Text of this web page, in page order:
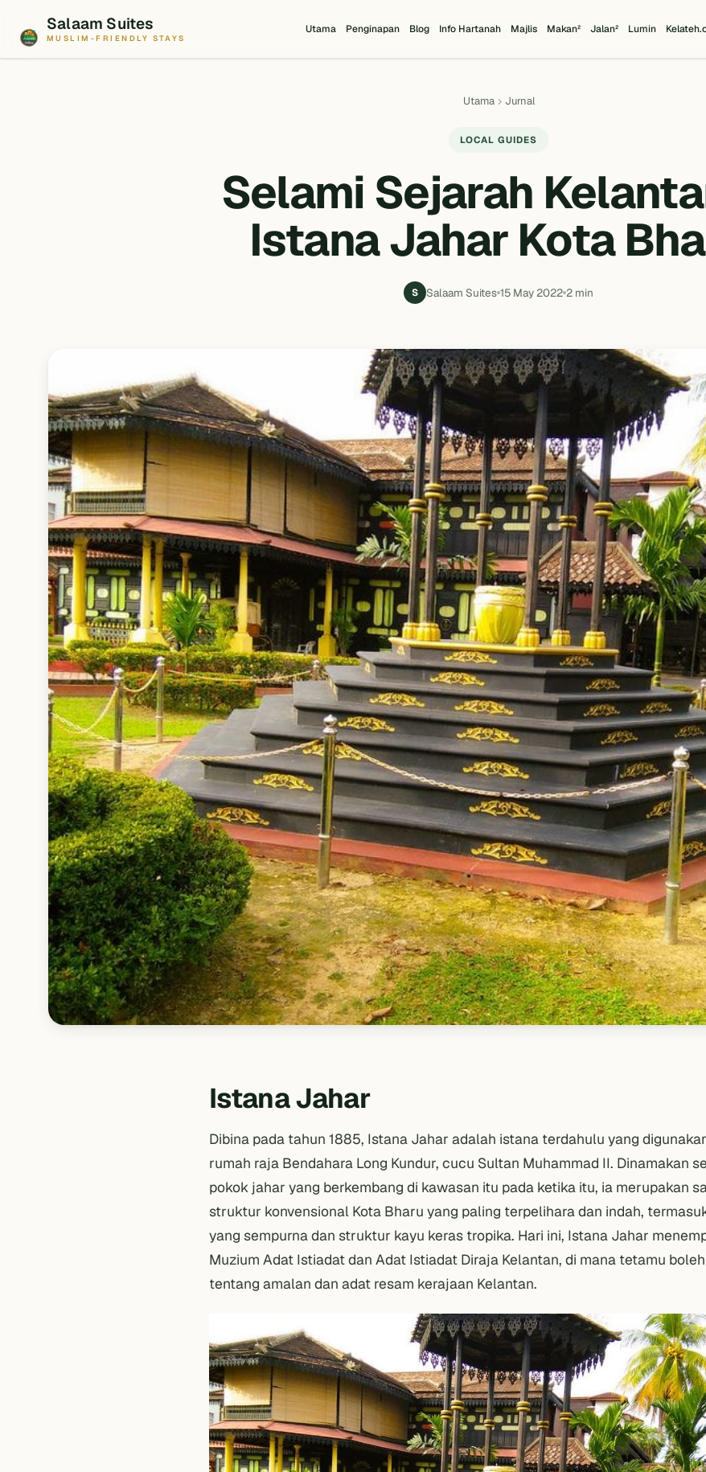
Salaam Suites
MUSLIM-FRIENDLY STAYS
Utama Penginapan Blog Info Hartanah Majlis Makan² Jalan² Lumin
Utama Jurnal
LOCAL GUIDES
Selami Sejarah
Istana Jahar Kota
S Salaam Suites 15 May 2022 2 min
Istana Jahar
Dibina pada tahun 1885, Istana Jahar adalah istana terdahulu yang
rumah raja Bendahara Long Kundur, cucu Sultan Muhammad II. Dinamakan
pokok jahar yang berkembang di kawasan itu pada ketika itu, ia merupakan
struktur konvensional Kota Bharu yang paling terpelihara dan indah,
yang sempurna dan struktur kayu keras tropika. Hari ini, Istana Jahar
Muzium Adat Istiadat dan Adat Istiadat Diraja Kelantan, di mana tetamu
tentang amalan dan adat resam kerajaan Kelantan.